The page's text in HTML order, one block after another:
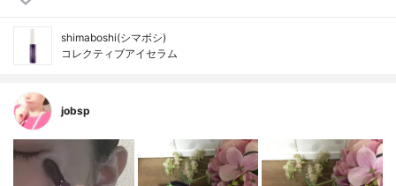
shimaboshi(シマボシ)
コレクティブアイセラム
jobsp